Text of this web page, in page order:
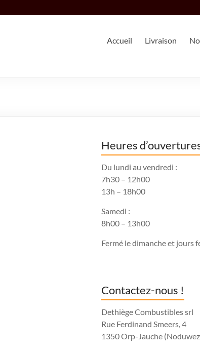
Accueil Livraison
Heures
Du lundi au vendredi :
7h30 – 12h00
13h – 18h00
Samedi :
8h00 – 13h00
Fermé le dimanche et jours
Contactez-nous !
Dethiège Combustibles srl
Rue Ferdinand Smeers, 4
1350 Orp-Jauche